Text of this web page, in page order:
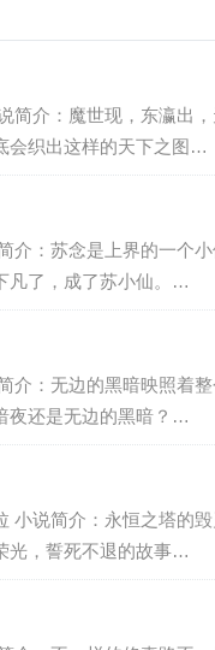
简介：魔世现，东瀛出
会织出这样的天下之图…
介：苏念是上界的一个
凡了，成了苏小仙。…
介：无边的黑暗映照着
夜还是无边的黑暗？…
小说简介：永恒之塔的
光，誓死不退的故事…